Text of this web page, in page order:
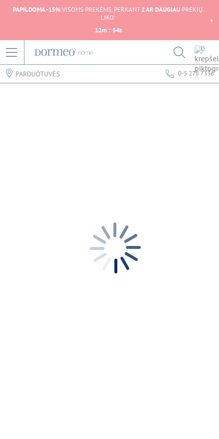
PAPILDOMA -15%VISOMS PREKĖMS, PERKANT2 AR DAUGIAUPREKIŲ.
LIKO:
12m : 54s
0
PARDUOTUVĖS 0-5 278 7336